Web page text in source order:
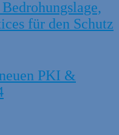
für den Schutz
PKI &